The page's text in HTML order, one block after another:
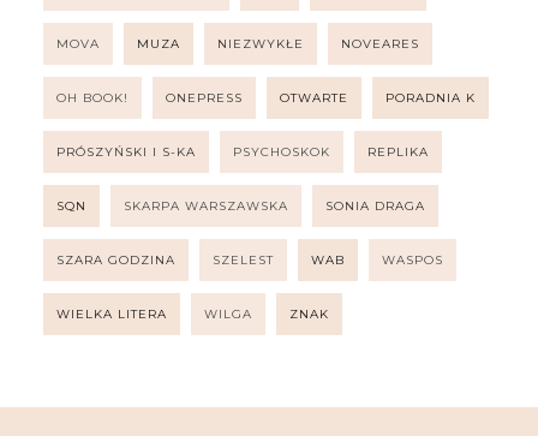
MOVA MUZA NIEZWYKŁE NOVEARES
OH BOOK! ONEPRESS OTWARTE PORADNIA K
PRÓSZYŃSKI I S-KA PSYCHOSKOK REPLIKA
SQN SKARPA WARSZAWSKA SONIA DRAGA
SZARA GODZINA SZELEST WAB WASPOS
WIELKA LITERA WILGA ZNAK